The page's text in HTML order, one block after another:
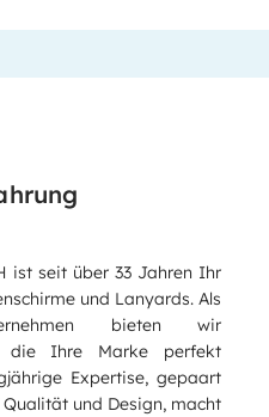
ist seit über 33 Jahren Ihr
und Lanyards. Als
bieten wir
die Ihre Marke perfekt
Expertise, gepaart
und Design, macht